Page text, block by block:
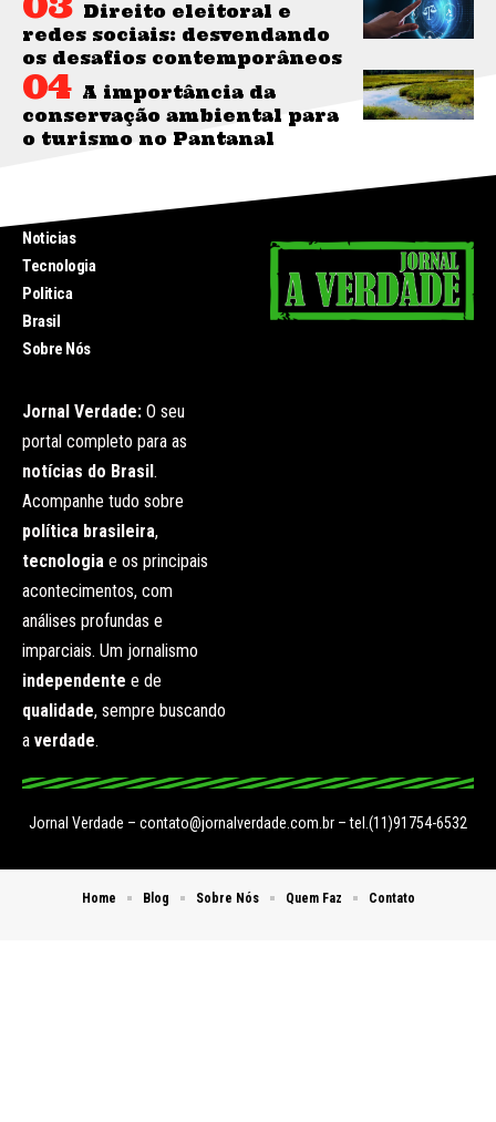
Direito eleitoral e
redes sociais: desvendando
os desafios contemporâneos
A importância da
conservação ambiental para
o turismo no Pantanal
Noticias
Tecnologia
Politica
Brasil
Sobre Nós
Jornal Verdade: O seu
portal completo para as
notícias do Brasil .
Acompanhe tudo sobre
política brasileira,
tecnologia e os principais
acontecimentos, com
análises profundas e
imparciais. Um jornalismo
independente e de
qualidade, sempre buscando
a verdade.
Jornal Verdade – contato@jornalverdade.com.br – tel.(11)91754-6532
Home Blog Sobre Nós Quem Faz Contato